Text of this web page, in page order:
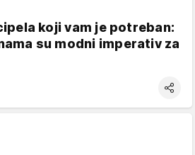
koji vam je potreban:
su modni imperativ za